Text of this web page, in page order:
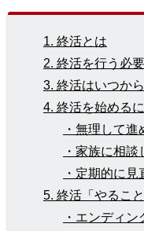
1. 終活とは
2. 終活を行う必
3. 終活はいつか
4. 終活を始める
・無理して進
・家族に相
・定期的に
5. 終活「やること
・エンディ